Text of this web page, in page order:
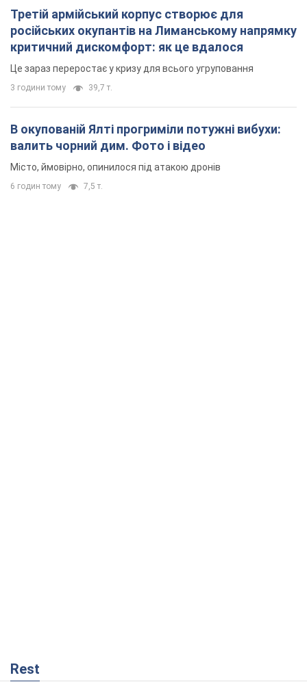
Третій армійський корпус створює для
російських окупантів на Лиманському напрямку
критичний дискомфорт: як це вдалося
Це зараз переростає у кризу для всього угруповання
3 години тому 39,7 т.
В окупованій Ялті прогриміли потужні вибухи:
валить чорний дим. Фото і відео
Місто, ймовірно, опинилося під атакою дронів
6 годин тому 7,5 т.
Rest